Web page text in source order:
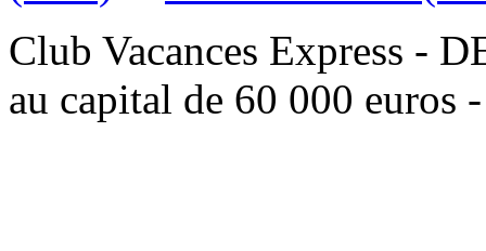
Club Vacances Express -
au capital de 60 000 euros